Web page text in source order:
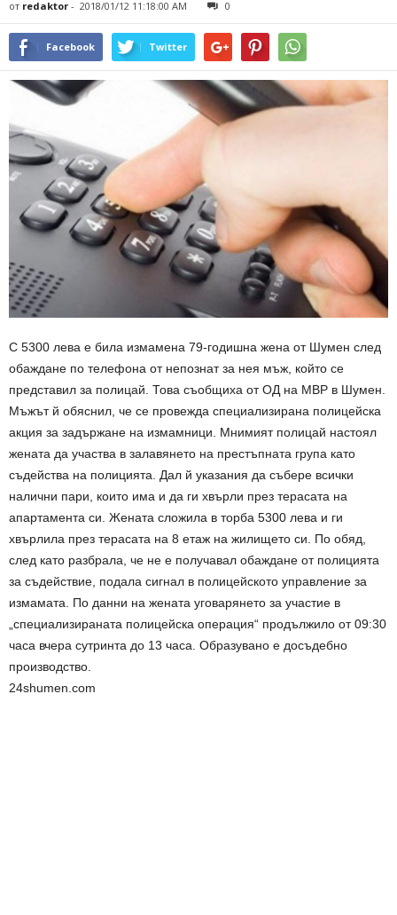
от redaktor - 2018/01/12 11:18:00 AM 0
Facebook Twitter
С 5300 лева е била измамена 79-годишна жена от Шумен след
обаждане по телефона от непознат за нея мъж, който се
представил за полицай. Това съобщиха от ОД на МВР в Шумен.
Мъжът й обяснил, че се провежда специализирана полицейска
акция за задържане на измамници. Мнимият полицай настоял
жената да участва в залавянето на престъпната група като
съдейства на полицията. Дал й указания да събере всички
налични пари, които има и да ги хвърли през терасата на
апартамента си. Жената сложила в торба 5300 лева и ги
хвърлила през терасата на 8 етаж на жилището си. По обяд,
след като разбрала, че не е получавал обаждане от полицията
за съдействие, подала сигнал в полицейското управление за
измамата. По данни на жената уговарянето за участие в
„специализираната полицейска операция“ продължило от 09:30
часа вчера сутринта до 13 часа. Образувано е досъдебно
производство.
24shumen.com